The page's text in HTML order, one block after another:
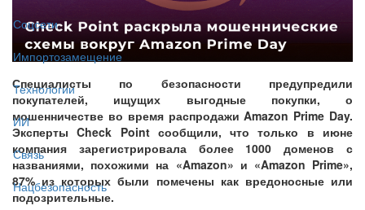
Соцсети
Импортозамещение
Технологии
ИИ
Связь
Нацбезопасность
Специалисты по безопасности предупредили
покупателей, ищущих выгодные покупки, о
мошенничестве во время распродажи Amazon Prime Day.
Эксперты Check Point сообщили, что только в июне
компания зарегистрировала более 1000 доменов с
названиями, похожими на «Amazon» и «Amazon Prime»,
87% из которых были помечены как вредоносные или
подозрительные.